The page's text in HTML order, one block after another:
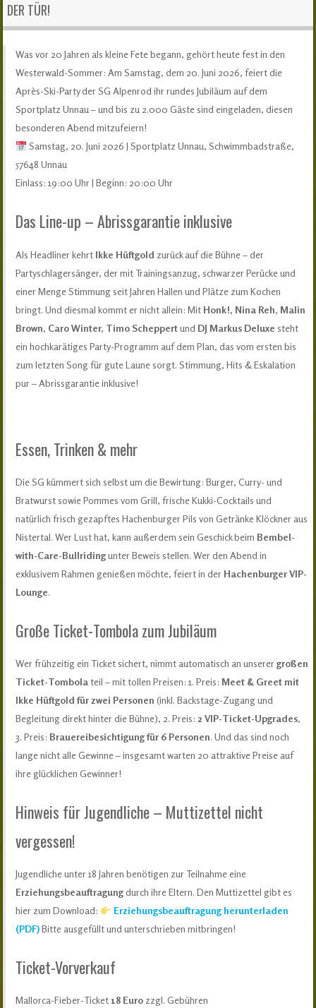
DER TÜR!
Was vor 20 Jahren als kleine Fete begann, gehört heute fest in den
Westerwald-Sommer: Am Samstag, dem 20. Juni 2026, feiert die
Après-Ski-Party der SG Alpenrod ihr rundes Jubiläum auf dem
Sportplatz Unnau – und bis zu 2.000 Gäste sind eingeladen, diesen
besonderen Abend mitzufeiern!
Samstag, 20. Juni 2026 | Sportplatz Unnau, Schwimmbadstraße,
57648 Unnau
Einlass: 19:00 Uhr | Beginn: 20:00 Uhr
Das Line-up – Abrissgarantie inklusive
Als Headliner kehrt Ikke Hüftgold zurück auf die Bühne – der
Partyschlagersänger, der mit Trainingsanzug, schwarzer Perücke und
einer Menge Stimmung seit Jahren Hallen und Plätze zum Kochen
bringt. Und diesmal kommt er nicht allein: Mit Honk!, Nina Reh, Malin
Brown, Caro Winter, Timo Scheppertund DJ Markus Deluxe steht
ein hochkarätiges Party-Programm auf dem Plan, das vom ersten bis
zum letzten Song für gute Laune sorgt. Stimmung, Hits & Eskalation
pur – Abrissgarantie inklusive!
Essen, Trinken & mehr
Die SG kümmert sich selbst um die Bewirtung: Burger, Curry- und
Bratwurst sowie Pommes vom Grill, frische Kukki-Cocktails und
natürlich frisch gezapftes Hachenburger Pils von Getränke Klöckner aus
Nistertal. Wer Lust hat, kann außerdem sein Geschick beim Bembel-
with-Care-Bullridingunter Beweis stellen. Wer den Abend in
exklusivem Rahmen genießen möchte, feiert in der Hachenburger VIP-
Lounge.
Große Ticket-Tombola zum Jubiläum
Wer frühzeitig ein Ticket sichert, nimmt automatisch an unserergroßen
Ticket-Tombola teil – mit tollen Preisen: 1. Preis: Meet & Greet mit
Ikke Hüftgold für zwei Personen (inkl. Backstage-Zugang und
Begleitung direkt hinter die Bühne), 2. Preis: 2 VIP-Ticket-Upgrades,
3. Preis: Brauereibesichtigung für 6 Personen. Und das sind noch
lange nicht alle Gewinne – insgesamt warten 20 attraktive Preise auf
ihre glücklichen Gewinner!
Hinweis für Jugendliche – Muttizettel nicht
vergessen!
Jugendliche unter 18 Jahren benötigen zur Teilnahme eine
Erziehungsbeauftragungdurch ihre Eltern. Den Muttizettel gibt es
hier zum Download:
Erziehungsbeauftragung herunterladen
(PDF)Bitte ausgefüllt und unterschrieben mitbringen!
Ticket-Vorverkauf
Mallorca-Fieber-Ticket18 Euro zzgl. Gebühren